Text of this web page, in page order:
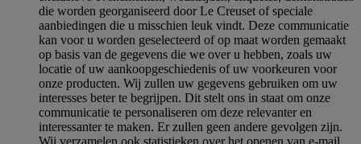
die worden georganiseerd door Le Creuset of speciale
aanbiedingen die u misschien leuk vindt. Deze communicatie
kan voor u worden geselecteerd of op maat worden gemaakt
op basis van de gegevens die we over u hebben, zoals uw
locatie of uw aankoopgeschiedenis of uw voorkeuren voor
onze producten. Wij zullen uw gegevens gebruiken om uw
interesses beter te begrijpen. Dit stelt ons in staat om onze
communicatie te personaliseren om deze relevanter en
interessanter te maken. Er zullen geen andere gevolgen zijn.
Wij verzamelen ook statistieken over het openen van e-mail